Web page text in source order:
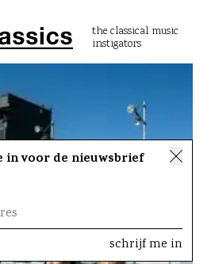
the classical music
instigators
in voor de nieuwsbrief